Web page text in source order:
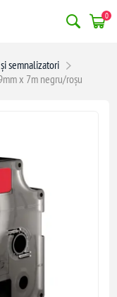
0
semnalizatori
x 7m negru/roșu